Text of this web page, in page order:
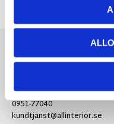
Ra:s Möbler AB
0951-77040
kundtjanst@allinterior.se